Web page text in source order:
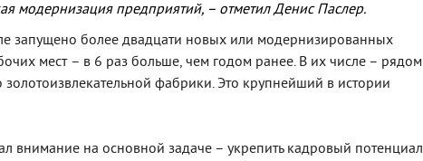
модернизация предприятий, – отметил Денис Паслер.
запущено более двадцати новых или модернизированных
мест – в 6 раз больше, чем годом ранее. В их числе – рядом
фабрики. Это крупнейший в истории
внимание на основной задаче – укрепить кадровый потенциал